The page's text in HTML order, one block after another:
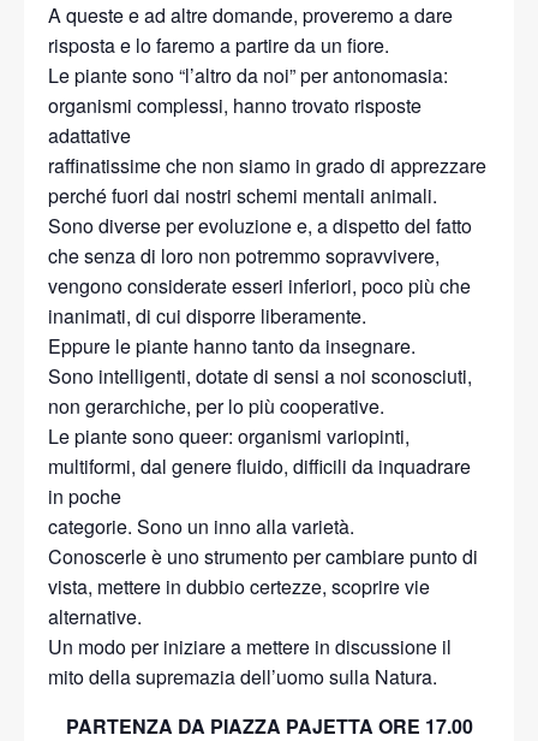
A queste e ad altre domande, proveremo a dare
risposta e lo faremo a partire da un fiore.
Le piante sono “l’altro da noi” per antonomasia:
organismi complessi, hanno trovato risposte
adattative
raffinatissime che non siamo in grado di apprezzare
perché fuori dai nostri schemi mentali animali.
Sono diverse per evoluzione e, a dispetto del fatto
che senza di loro non potremmo sopravvivere,
vengono considerate esseri inferiori, poco più che
inanimati, di cui disporre liberamente.
Eppure le piante hanno tanto da insegnare.
Sono intelligenti, dotate di sensi a noi sconosciuti,
non gerarchiche, per lo più cooperative.
Le piante sono queer: organismi variopinti,
multiformi, dal genere fluido, difficili da inquadrare
in poche
categorie. Sono un inno alla varietà.
Conoscerle è uno strumento per cambiare punto di
vista, mettere in dubbio certezze, scoprire vie
alternative.
Un modo per iniziare a mettere in discussione il
mito della supremazia dell’uomo sulla Natura.
PARTENZA DA PIAZZA PAJETTA ORE 17.00